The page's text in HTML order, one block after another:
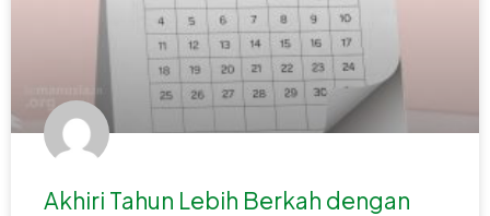
Akhiri Tahun Lebih Berkah dengan